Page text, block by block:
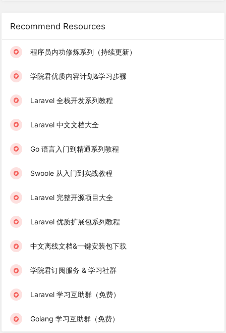
Recommend Resources
程序员内功修炼系列（持续更新）
学院君优质内容计划&学习步骤
Laravel 全栈开发系列教程
Laravel 中文文档大全
Go 语言入门到精通系列教程
Swoole 从入门到实战教程
Laravel 完整开源项目大全
Laravel 优质扩展包系列教程
中文离线文档&一键安装包下载
学院君订阅服务 & 学习社群
Laravel 学习互助群（免费）
Golang 学习互助群（免费）